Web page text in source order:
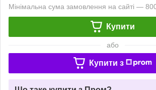
Мінімальна сума замовлення на сайті —
Купити
або
Купити з